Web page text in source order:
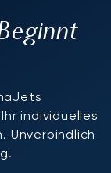
individuelles
Unverbindlich